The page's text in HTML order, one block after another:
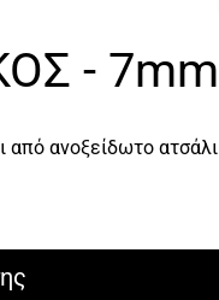
- 7mm
από ανοξείδωτο ατσάλι